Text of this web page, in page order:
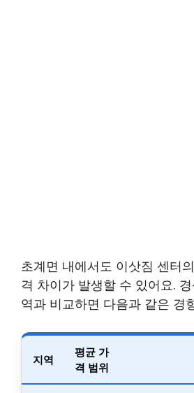
초계면 내에서도 이삿짐 센터
격 차이가 발생할 수 있어요.
역과 비교하면 다음과 같은 경
지역
평균 가
격 범위